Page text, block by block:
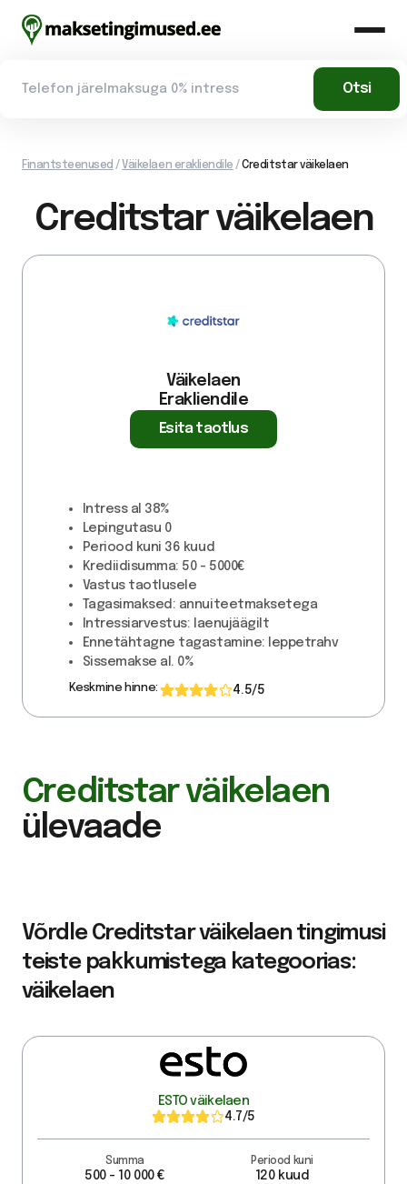
Finantsteenused / Väikelaen erakliendile /Creditstar väikelaen
Creditstar väikelaen
Väikelaen
Erakliendile
Esita taotlus
Intress al 38%
Lepingutasu 0
Periood kuni 36 kuud
Krediidisumma: 50 - 5000€
Vastus taotlusele
Tagasimaksed: annuiteetmaksetega
Intressiarvestus:
laenujäägilt
Ennetähtagne tagastamine:
leppetrahv
Sissemakse al. 0%
Keskmine hinne: 4.5/5
Creditstar väikelaen
ülevaade
Võrdle Creditstar väikelaen tingimusi
teiste pakkumistega kategoorias:
väikelaen
ESTO väikelaen
4.7/5
Summa
500 - 10 000 €
Periood kuni
120 kuud